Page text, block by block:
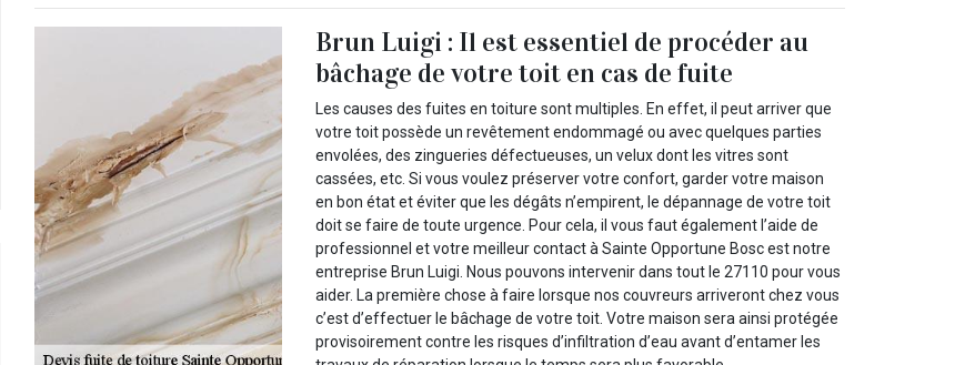
Brun Luigi : Il est essentiel de procéder au
bâchage de votre toit en cas de fuite
Les causes des fuites en toiture sont multiples. En effet, il peut arriver que
votre toit possède un revêtement endommagé ou avec quelques parties
envolées, des zingueries défectueuses, un velux dont les vitres sont
cassées, etc. Si vous voulez préserver votre confort, garder votre maison
en bon état et éviter que les dégâts n’empirent, le dépannage de votre toit
doit se faire de toute urgence. Pour cela, il vous faut également l’aide de
professionnel et votre meilleur contact à Sainte Opportune Bosc est notre
entreprise Brun Luigi. Nous pouvons intervenir dans tout le 27110 pour vous
aider. La première chose à faire lorsque nos couvreurs arriveront chez vous
c’est d’effectuer le bâchage de votre toit. Votre maison sera ainsi protégée
provisoirement contre les risques d’infiltration d’eau avant d’entamer les